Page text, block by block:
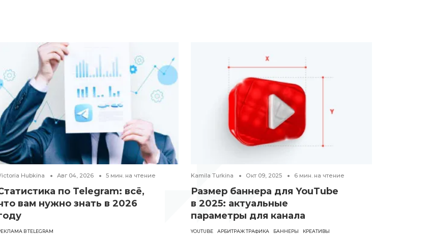
Hubkina Авг 04, 2026 5 мин. на чтение
по Telegram: всё,
вам нужно знать в 2026
В TELEGRAM
Kamila Turkina Окт 09, 2025 6 мин. на чтение
Размер баннера для YouTube
в 2025: актуальные
параметры для канала
YOUTUBE АРБИТРАЖ ТРАФИКА БАННЕРЫ КРЕАТИВЫ